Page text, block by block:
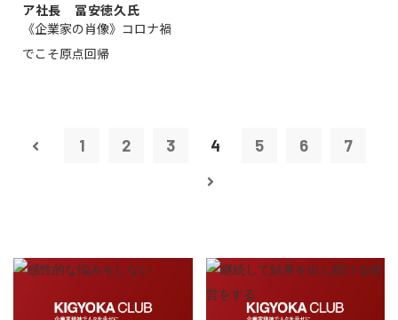
ア社長 冨安徳久氏
《企業家の肖像》コロナ禍
でこそ原点回帰
1 2 3 4 5 6 7